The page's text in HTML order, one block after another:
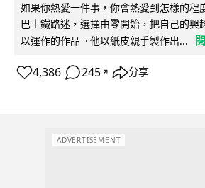
如果你熱愛一件事，你會熱愛到怎樣的程
巴士鐵路迷，選擇由零開始，把自己的興
以運作的作品。他以紙皮親手製作出...
4,386 245 ↗ 分享
ADVERTISEMENT